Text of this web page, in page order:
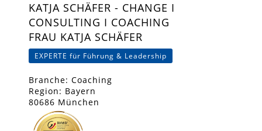
KATJA SCHÄFER - CHANGE I
CONSULTING I COACHING
FRAU KATJA SCHÄFER
EXPERTE für Führung & Leadership
Branche: Coaching
Region: Bayern
80686 München